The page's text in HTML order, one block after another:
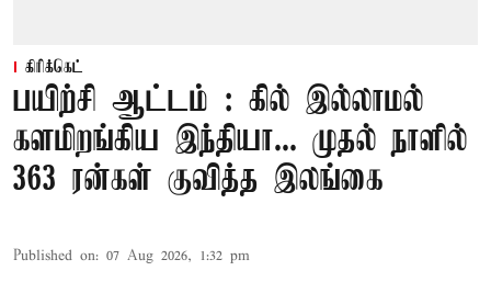
கிரிக்கெட்
பயிற்சி ஆட்டம் : கில் இல்லாமல்
களமிறங்கிய இந்தியா... முதல் நாளில்
363 ரன்கள் குவித்த இலங்கை
Published on: 07 Aug 2026, 1:32 pm